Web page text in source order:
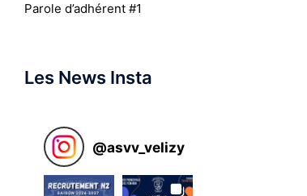
Parole d’adhérent #1
Les News Insta
@asvv_velizy